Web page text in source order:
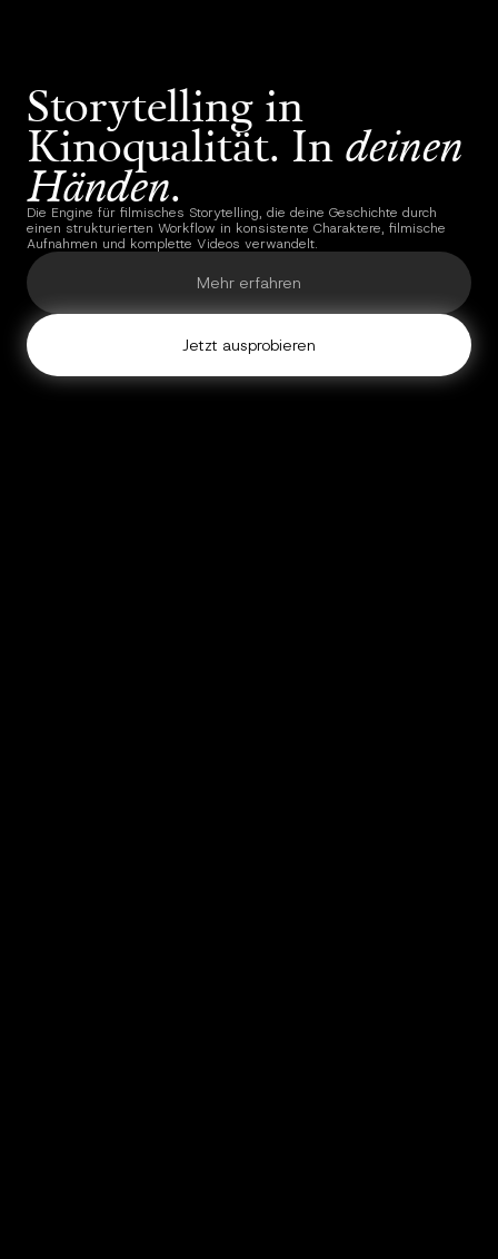
Storytelling in
Kinoqualität. In deinen
Händen.
Die Engine für filmisches Storytelling, die deine Geschichte durch
einen strukturierten Workflow in konsistente Charaktere, filmische
Aufnahmen und komplette Videos verwandelt.
Mehr erfahren
Jetzt ausprobieren